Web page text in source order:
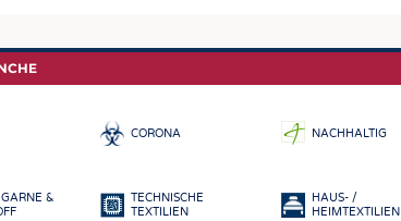
TEXTILE LEADERSHIP
CORONA NACHHALTIG
&
TECHNISCHE
TEXTILIEN
HAUS- /
HEIMTEXTILIEN